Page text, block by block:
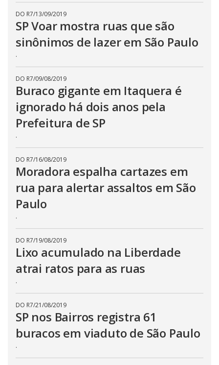
DO R7/13/09/2019
SP Voar mostra ruas que são
sinônimos de lazer em São Paulo
.
DO R7/09/08/2019
Buraco gigante em Itaquera é
ignorado há dois anos pela
Prefeitura de SP
.
DO R7/16/08/2019
Moradora espalha cartazes em
rua para alertar assaltos em São
Paulo
.
DO R7/19/08/2019
Lixo acumulado na Liberdade
atrai ratos para as ruas
.
DO R7/21/08/2019
SP nos Bairros registra 61
buracos em viaduto de São Paulo
.